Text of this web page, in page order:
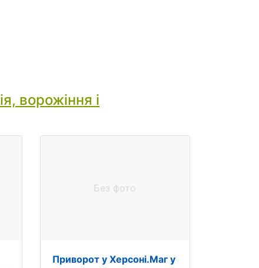
ворожіння і
Без фото
Приворот у Херсоні.Маг у